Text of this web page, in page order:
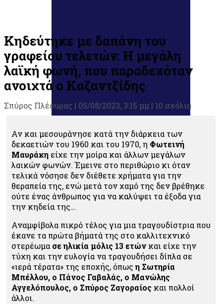
Κηδεύτηκε με δαπάνη του
γραφείου τελετών: Η μεγάλη
λαϊκή φωνή, που παραδεχόταν
ανοιχτά ο Καζαντζίδης
Σπύρος Πλέουρας | 05/08/2023, 3:15 μμ | 10 σχόλια
Αν και μεσουράνησε κατά την διάρκεια των
δεκαετιών του 1960 και του 1970, η Φωτεινή
Μαυράκη είχε την μοίρα και άλλων μεγάλων
λαικών φωνών. Έμεινε στο περιθώριο κι όταν
τελικά νόσησε δεν διέθετε χρήματα για την
θεραπεία της, ενώ μετά τον χαμό της δεν βρέθηκε
ούτε ένας άνθρωπος για να καλύψει τα έξοδα για
την κηδεία της…
Αναμφίβολα πικρό τέλος για μια τραγουδίστρια που
έκανε τα πρώτα βήματά της στο καλλιτεχνικό
στερέωμα σε ηλικία μόλις 13 ετών και είχε την
τύχη και την ευλογία να τραγουδήσει δίπλα σε
«ιερά τέρατα» της εποχής, όπωςη Σωτηρία
Μπέλλου, ο Πάνος Γαβαλάς, ο Μανώλης
Αγγελόπουλος, ο Σπύρος Ζαγοραίος και πολλοί
άλλοι.